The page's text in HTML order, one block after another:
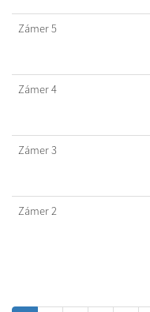
Zámer 5
Zámer 4
Zámer 3
Zámer 2